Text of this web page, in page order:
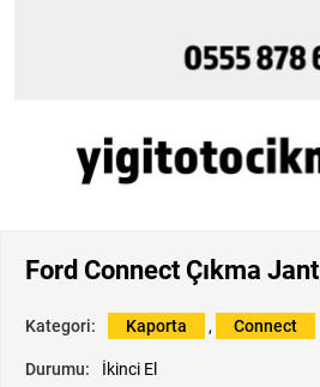
Ford Connect Çıkma Jant
Kategori: Kaporta , Connect
Durumu: İkinci El